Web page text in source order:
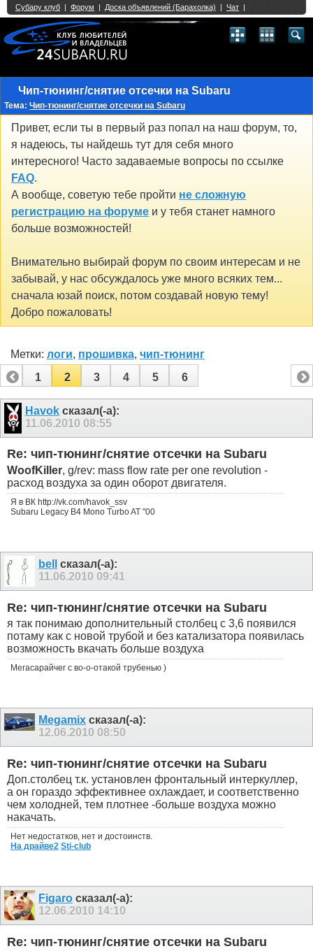
Чип-тюнинг/снятие отсечки на Subaru
Тема: Чип-тюнинг/снятие отсечки на Subaru
Привет, если ты в первый раз попал на наш форум, то,
я надеюсь, ты найдешь тут для себя много
интересного! Часто задаваемые вопросы по ссылке
FAQ.
А вообще, советую тебе пройти не сложную
регистрацию на форуме и у тебя станет намного
больше возможностей!
Внимательно выбирай форум по своим интересам и не
забывай, у нас обсуждалось уже много всяких тем...
сначала юзай поиск, потом создавай новую тему!
Добро пожаловать!
Метки: логи, прошивка, чип-тюнинг
1
2 3 4 5 6
Havokсказал(-а):
11.06.2010 08:55
Re: чип-тюнинг/снятие отсечки на Subaru
WoofKiller, g/rev: mass flow rate per one revolution -
расход воздуха за один оборот двигателя.
Я в ВК http://vk.com/havok_ssv
Subaru Legacy B4 Mono Turbo AT "00
bell
сказал(-а):
11.06.2010 09:41
Re: чип-тюнинг/снятие отсечки на Subaru
я так понимаю дополнительный столбец с 3,6 появился
потаму как с новой трубой и без катализатора появилась
возможность вкачать больше воздуха
Мегасарайчег с во-о-отакой трубенью )
Megamix сказал(-а):
12.06.2010 08:50
Re: чип-тюнинг/снятие отсечки на Subaru
Доп.столбец т.к. установлен фронтальный интеркуллер,
а он гораздо эффективнее охлаждает, и соответственно
чем холодней, тем плотнее -больше воздуха можно
накачать.
Нет недостатков, нет и достоинств.
На драйве2 Sti-club
Figaro сказал(-а):
12.06.2010 14:10
Re: чип-тюнинг/снятие отсечки на Subaru
Single Sign On provided byvBSSO
2 3 4 5 6 7 8 9 10 11 12 13 21 22 23 24 25 26
27 28 29 30 31 32 33 40 41 42 43